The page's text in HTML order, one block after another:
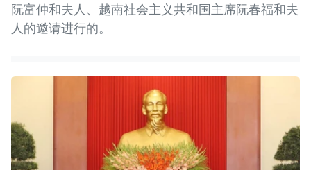
阮富仲和夫人、越南社会主义共和国主席阮春福和夫
人的邀请进行的。